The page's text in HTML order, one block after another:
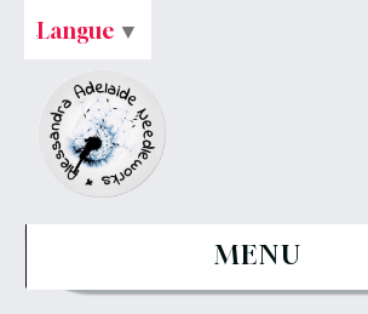
MENU
Langue ▼